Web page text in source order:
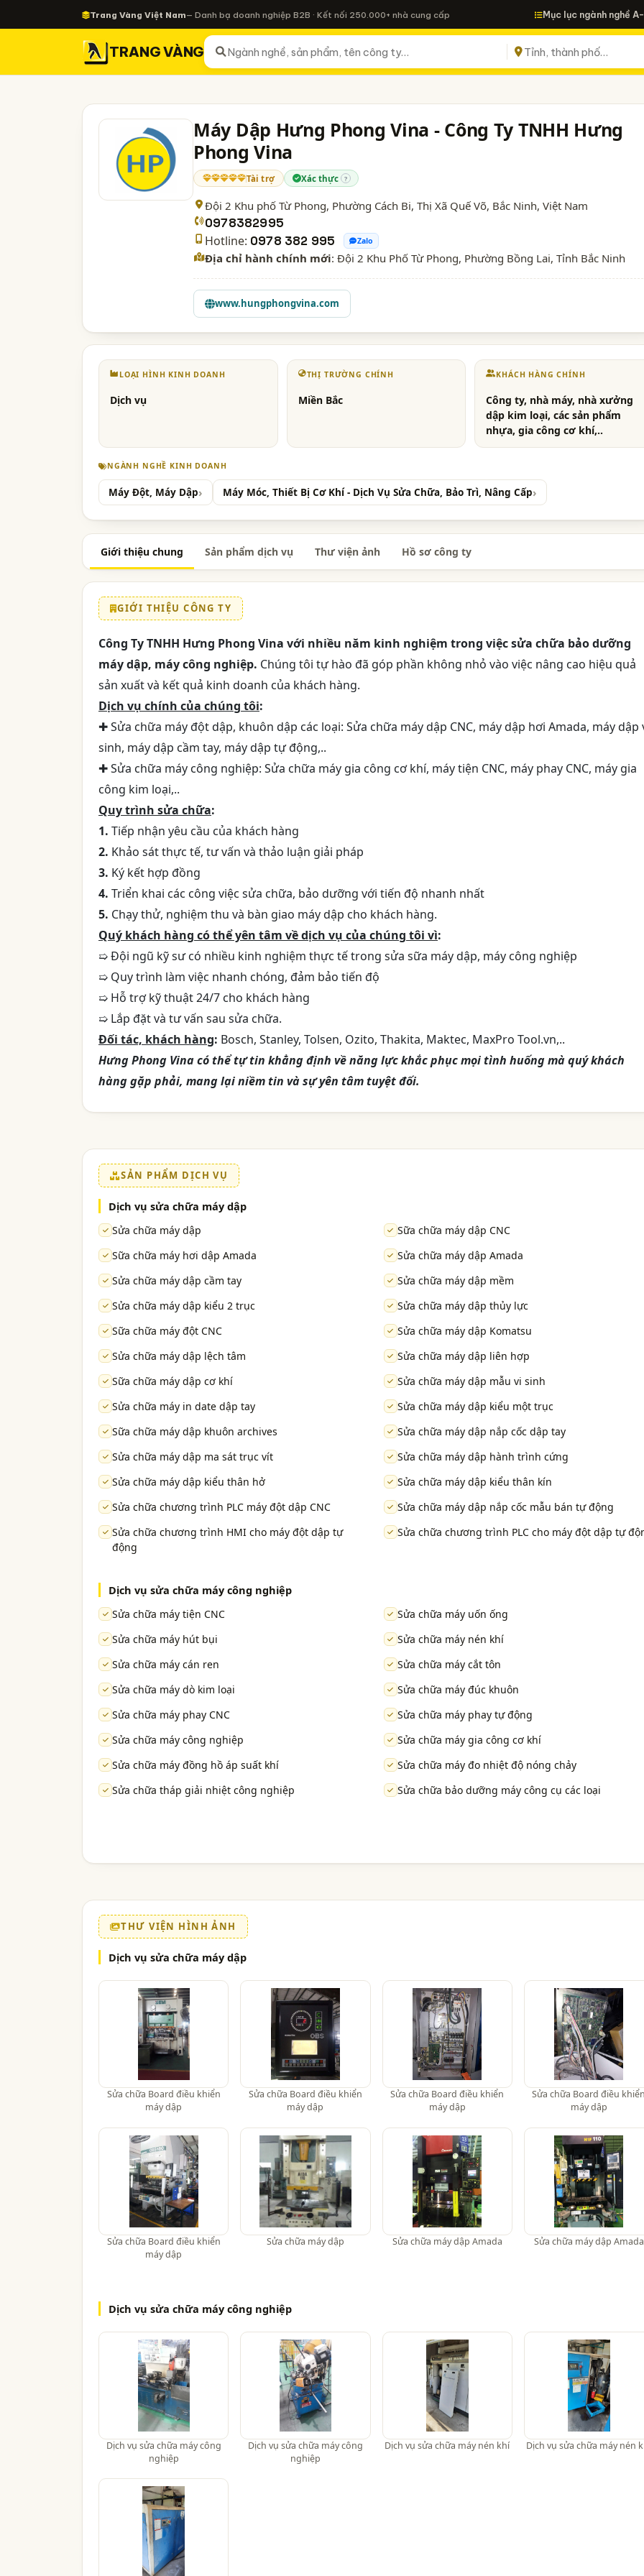
Trang Vàng Việt Nam— Danh bạ doanh nghiệp B2B · Kết nối 250.000+ nhà cung cấp Mục lục ngành nghề
TRANG VÀNG
Máy Dập Hưng Phong Vina - Công Ty TNHH Hưng
Phong Vina
Tài trợ Xác thực ?
Đội 2 Khu phố Từ Phong, Phường Cách Bi, Thị Xã Quế Võ, Bắc Ninh, Việt Nam
0978382995
Hotline: 0978 382 995 Zalo
Địa chỉ hành chính mới: Đội 2 Khu Phố Từ Phong, Phường Bồng Lai, Tỉnh Bắc Ninh
www.hungphongvina.com
LOẠI HÌNH KINH DOANH
Dịch vụ
THỊ TRƯỜNG CHÍNH
Miền Bắc
KHÁCH HÀNG CHÍNH
Công ty, nhà máy, nhà xưởng
dập kim loại, các sản phẩm
nhựa, gia công cơ khí,..
NGÀNH NGHỀ KINH DOANH
Máy Đột, Máy Dập Máy Móc, Thiết Bị Cơ Khí - Dịch Vụ Sửa Chữa, Bảo Trì, Nâng Cấp
Giới thiệu chung Sản phẩm dịch vụ Thư viện ảnh Hồ sơ công ty
GIỚI THIỆU CÔNG TY
Công Ty TNHH Hưng Phong Vina với nhiều năm kinh nghiệm trong việc sửa chữa bảo dưỡng
máy dập, máy công nghiệp. Chúng tôi tự hào đã góp phần không nhỏ vào việc nâng cao hiệu quả
sản xuất và kết quả kinh doanh của khách hàng.
Dịch vụ chính của chúng tôi:
✚ Sửa chữa máy đột dập, khuôn dập các loại: Sửa chữa máy dập CNC, máy dập hơi Amada, máy dập
sinh, máy dập cầm tay, máy dập tự động,..
✚ Sửa chữa máy công nghiệp: Sửa chữa máy gia công cơ khí, máy tiện CNC, máy phay CNC, máy gia
công kim loại,..
Quy trình sửa chữa:
1. Tiếp nhận yêu cầu của khách hàng
2. Khảo sát thực tế, tư vấn và thảo luận giải pháp
3. Ký kết hợp đồng
4. Triển khai các công việc sửa chữa, bảo dưỡng với tiến độ nhanh nhất
5. Chạy thử, nghiệm thu và bàn giao máy dập cho khách hàng.
Quý khách hàng có thể yên tâm về dịch vụ của chúng tôi vì:
➯ Đội ngũ kỹ sư có nhiều kinh nghiệm thực tế trong sửa sữa máy dập, máy công nghiệp
➯ Quy trình làm việc nhanh chóng, đảm bảo tiến độ
➯ Hỗ trợ kỹ thuật 24/7 cho khách hàng
➯ Lắp đặt và tư vấn sau sửa chữa.
Đối tác, khách hàng: Bosch, Stanley, Tolsen, Ozito, Thakita, Maktec, MaxPro Tool.vn,..
Hưng Phong Vina có thể tự tin khẳng định về năng lực khắc phục mọi tình huống mà quý khách
hàng gặp phải, mang lại niềm tin và sự yên tâm tuyệt đối.
SẢN PHẨM DỊCH VỤ
Dịch vụ sửa chữa máy dập
Sửa chữa máy dập
Sữa chữa máy dập CNC
Sữa chữa máy hơi dập Amada
Sửa chữa máy dập Amada
Sửa chữa máy dập cầm tay
Sửa chữa máy dập mềm
Sửa chữa máy dập kiểu 2 trục
Sửa chữa máy dập thủy lực
Sữa chữa máy đột CNC
Sửa chữa máy dập Komatsu
Sửa chữa máy dập lệch tâm
Sửa chữa máy dập liên hợp
Sữa chữa máy dập cơ khí
Sửa chữa máy dập mẫu vi sinh
Sửa chữa máy in date dập tay
Sửa chữa máy dập kiểu một trục
Sữa chữa máy dập khuôn archives
Sửa chữa máy dập nắp cốc dập tay
Sửa chữa máy dập ma sát trục vít
Sửa chữa máy dập hành trình cứng
Sửa chữa máy dập kiểu thân hở
Sửa chữa máy dập kiểu thân kín
Sửa chữa chương trình PLC máy đột dập CNC
Sửa chữa máy dập nắp cốc mẫu bán tự động
Sửa chữa chương trình HMI cho máy đột dập tự
động
Sửa chữa chương trình PLC cho máy đột dập tự
Dịch vụ sửa chữa máy công nghiệp
Sửa chữa máy tiện CNC
Sửa chữa máy uốn ống
Sửa chữa máy hút bụi
Sửa chữa máy nén khí
Sửa chữa máy cán ren
Sửa chữa máy cắt tôn
Sửa chữa máy dò kim loại
Sửa chữa máy đúc khuôn
Sửa chữa máy phay CNC
Sửa chữa máy phay tự động
Sửa chữa máy công nghiệp
Sửa chữa máy gia công cơ khí
Sửa chữa máy đồng hồ áp suất khí
Sửa chữa máy đo nhiệt độ nóng chảy
Sửa chữa tháp giải nhiệt công nghiệp
Sửa chữa bảo dưỡng máy công cụ các loại
THƯ VIỆN HÌNH ẢNH
Dịch vụ sửa chữa máy dập
Sửa chữa Board điều khiển
máy dập
Sửa chữa Board điều khiển
máy dập
Sửa chữa Board điều khiển
máy dập
Sửa chữa Board điều
máy dập
Sửa chữa Board điều khiển
máy dập
Sửa chữa máy dập Sửa chữa máy dập Amada Sửa chữa máy dập Amada
Dịch vụ sửa chữa máy công nghiệp
Dịch vụ sửa chữa máy công
nghiệp
Dịch vụ sửa chữa máy công
nghiệp
Dịch vụ sửa chữa máy nén khí Dịch vụ sửa chữa máy nén